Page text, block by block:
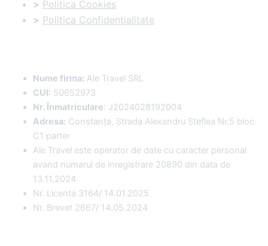
> Politica Cookies
> Politica Confidentialitate
Nume firma: Ale Travel SRL
CUI: 50652973
Nr. Înmatriculare: J2024028192004
Adresa: Constanța, Strada Alexandru Steflea Nr.5 bloc
C1 parter
Ale Travel este operator de date cu caracter personal
avand numarul de inregistrare 20890 din data de
13.11.2024
Nr. Licenta 3164/ 14.01.2025
Nr. Brevet 2667/ 14.05.2024